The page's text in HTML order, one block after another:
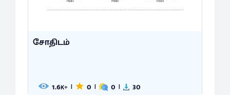
சோதிடம்
1.6K+ | 0 | 0 | 30